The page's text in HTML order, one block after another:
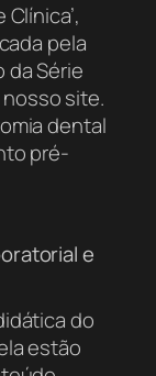
pela
da Série
nosso site.
dental
pré-
e
do
estão